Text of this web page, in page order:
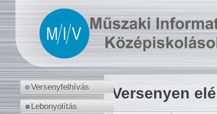
Versenyfelhívás
Lebonyolítás
Versenyen